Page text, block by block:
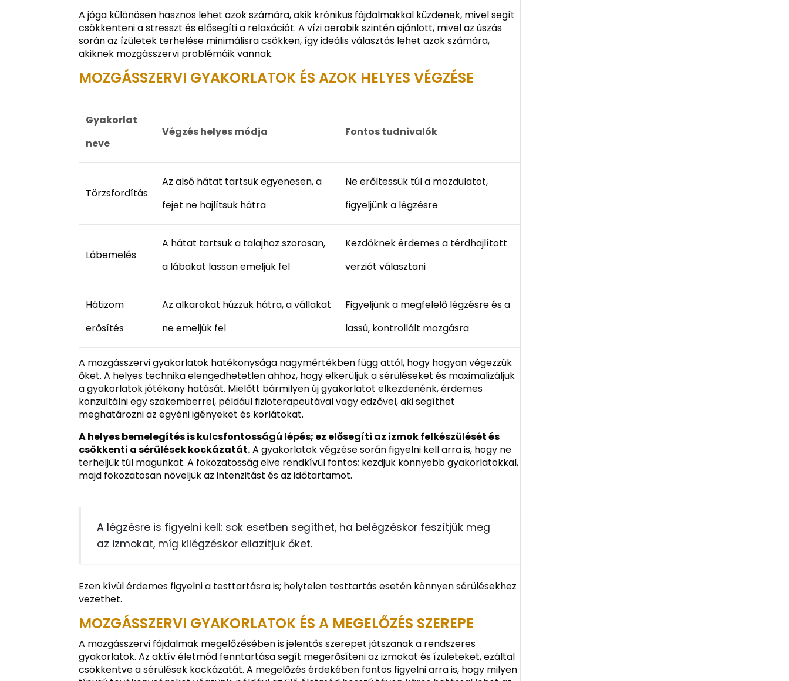
A jóga különösen hasznos lehet azok számára, akik krónikus fájdalmakkal küzdenek, mivel segít
csökkenteni a stresszt és elősegíti a relaxációt. A vízi aerobik szintén ajánlott, mivel az úszás
során az ízületek terhelése minimálisra csökken, így ideális választás lehet azok számára,
akiknek mozgásszervi problémáik vannak.
MOZGÁSSZERVI GYAKORLATOK ÉS AZOK HELYES VÉGZÉSE
Gyakorlat
neve
Végzés helyes módja Fontos tudnivalók
Törzsfordítás
Az alsó hátat tartsuk egyenesen, a
fejet ne hajlítsuk hátra
Ne erőltessük túl a mozdulatot,
figyeljünk a légzésre
Lábemelés
A hátat tartsuk a talajhoz szorosan,
a lábakat lassan emeljük fel
Kezdőknek érdemes a térdhajlított
verziót választani
Hátizom
erősítés
Az alkarokat húzzuk hátra, a vállakat
ne emeljük fel
Figyeljünk a megfelelő légzésre és a
lassú, kontrollált mozgásra
A mozgásszervi gyakorlatok hatékonysága nagymértékben függ attól, hogy hogyan végezzük
őket. A helyes technika elengedhetetlen ahhoz, hogy elkerüljük a sérüléseket és maximalizáljuk
a gyakorlatok jótékony hatását. Mielőtt bármilyen új gyakorlatot elkezdenénk, érdemes
konzultálni egy szakemberrel, például fizioterapeutával vagy edzővel, aki segíthet
meghatározni az egyéni igényeket és korlátokat.
A helyes bemelegítés is kulcsfontosságú lépés; ez elősegíti az izmok felkészülését és
csökkenti a sérülések kockázatát.A gyakorlatok végzése során figyelni kell arra is, hogy ne
terheljük túl magunkat. A fokozatosság elve rendkívül fontos; kezdjük könnyebb gyakorlatokkal,
majd fokozatosan növeljük az intenzitást és az időtartamot.
A légzésre is figyelni kell: sok esetben segíthet, ha belégzéskor feszítjük meg
az izmokat, míg kilégzéskor ellazítjuk őket.
Ezen kívül érdemes figyelni a testtartásra is; helytelen testtartás esetén könnyen sérülésekhez
vezethet.
MOZGÁSSZERVI GYAKORLATOK ÉS A MEGELŐZÉS SZEREPE
A mozgásszervi fájdalmak megelőzésében is jelentős szerepet játszanak a rendszeres
gyakorlatok. Az aktív életmód fenntartása segít megerősíteni az izmokat és ízületeket, ezáltal
csökkentve a sérülések kockázatát. A megelőzés érdekében fontos figyelni arra is, hogy milyen